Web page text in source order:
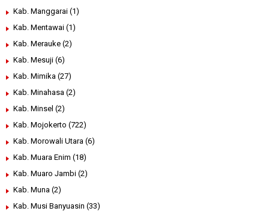
Kab. Manggarai (1)
Kab. Mentawai (1)
Kab. Merauke (2)
Kab. Mesuji (6)
Kab. Mimika (27)
Kab. Minahasa (2)
Kab. Minsel (2)
Kab. Mojokerto (722)
Kab. Morowali Utara (6)
Kab. Muara Enim (18)
Kab. Muaro Jambi (2)
Kab. Muna (2)
Kab. Musi Banyuasin (33)